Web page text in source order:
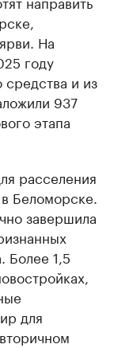
На
году
средства и из
937
этапа
расселения
в Беломорске.
завершила
Более 1,5
для